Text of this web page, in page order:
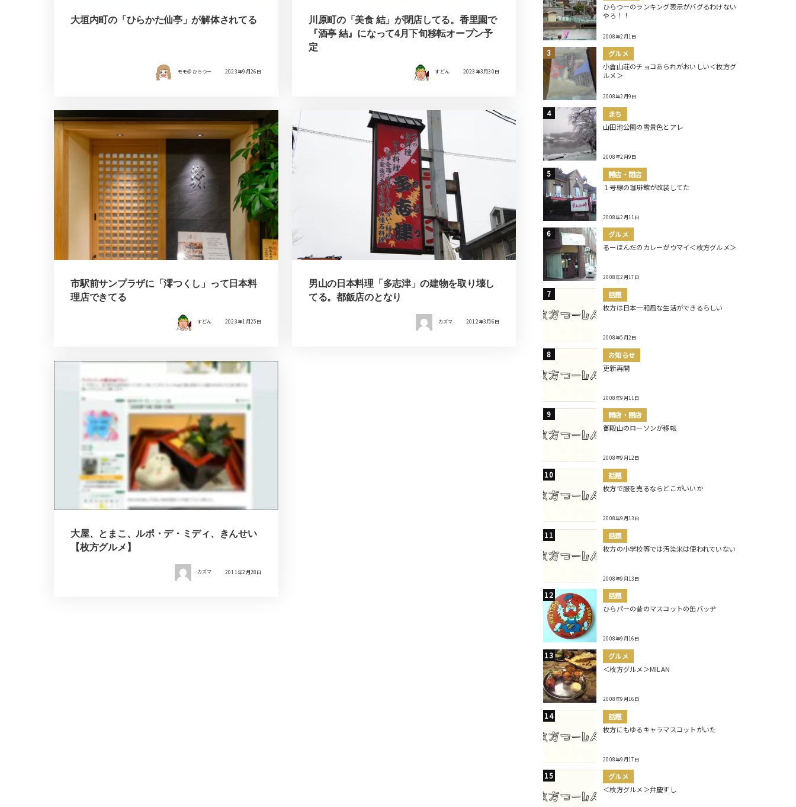
大垣内町の「ひらかた仙亭」が解体されてる
モモ＠ひらつー 2023年9月26日
川原町の「美食 結」が閉店してる。香里園で
『酒亭 結』になって4月下旬移転オープン予
定
すどん 2023年3月30日
市駅前サンプラザに「澪つくし」って日本料
理店できてる
すどん 2023年1月25日
男山の日本料理「多志津」の建物を取り壊し
てる。都飯店のとなり
カズマ 2012年3月6日
大屋、とまこ、ルポ・デ・ミディ、きんせい
【枚方グルメ】
カズマ 2011年2月28日
ひらつーのランキング表示がバグるわけない
やろ！！
2008年2月1日
グルメ
小倉山荘のチョコあられがおいしい＜枚方グ
ルメ＞
2008年2月9日
まち
山田池公園の雪景色とアレ
2008年2月9日
開店・閉店
１号線の珈琲館が改装してた
2008年2月11日
グルメ
るーほんだのカレーがウマイ＜枚方グルメ＞
2008年2月17日
話題
枚方は日本一和風な生活ができるらしい
2008年5月2日
お知らせ
更新再開
2008年9月11日
開店・閉店
御殿山のローソンが移転
2008年9月12日
話題
枚方で服を売るならどこがいいか
2008年9月13日
話題
枚方の小学校等では汚染米は使われていない
2008年9月13日
話題
ひらパーの昔のマスコットの缶バッヂ
2008年9月16日
グルメ
＜枚方グルメ＞MILAN
2008年9月16日
話題
枚方にもゆるキャラマスコットがいた
2008年9月17日
グルメ
＜枚方グルメ＞弁慶すし